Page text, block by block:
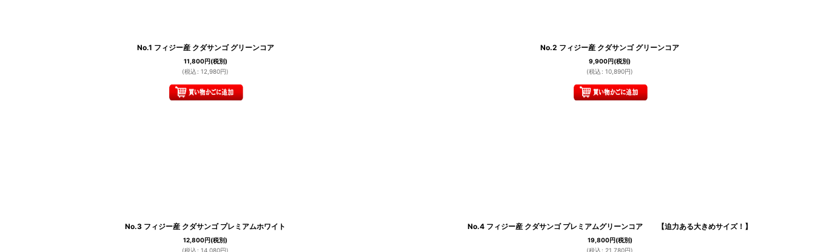
No.1 フィジー産 クダサンゴ グリーンコア
11,800円(税別)
(税込 : 12,980円)
No.2 フィジー産 クダサンゴ グリーンコア
9,900円(税別)
(税込 : 10,890円)
No.3 フィジー産 クダサンゴ プレミアムホワイト
12,800円(税別)
(税込 : 14,080円)
No.4 フィジー産 クダサンゴ プレミアムグリーンコア 【迫力ある大きめサイズ！】
19,800円(税別)
(税込 : 21,780円)